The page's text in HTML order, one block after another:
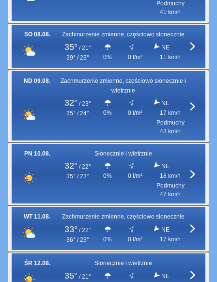
Podmuchy
41 km/h
SO 08.08. Zachmurzenie zmienne, częściowo słonecznie
35° / 21°
39° / 23°
0% 0 l/m²
NE
11 km/h
ND 09.08.
Zachmurzenie zmienne, częściowo słonecznie i
wietrznie
32° / 23°
35° / 24°
0% 0 l/m²
NE
17 km/h
Podmuchy
43 km/h
PN 10.08. Słonecznie i wietrznie
32° / 22°
35° / 23°
0% 0 l/m²
NE
18 km/h
Podmuchy
47 km/h
WT 11.08. Zachmurzenie zmienne, częściowo słonecznie
33° / 22°
36° / 23°
0% 0 l/m²
NE
17 km/h
ŚR 12.08. Słonecznie i wietrznie
35° / 21°
NE